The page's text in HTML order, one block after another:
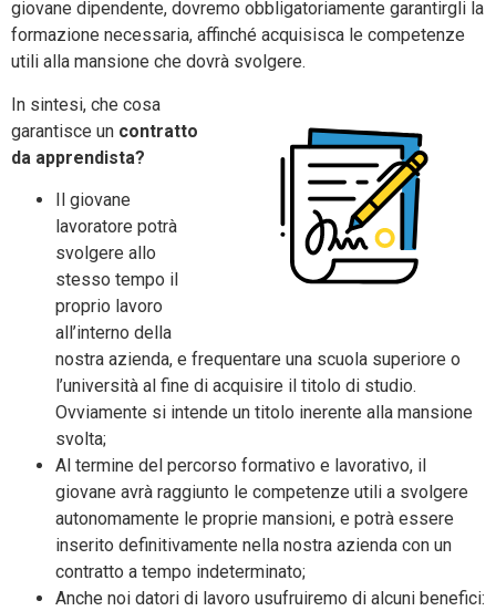
giovane dipendente, dovremo obbligatoriamente garantirgli la
formazione necessaria, affinché acquisisca le competenze
utili alla mansione che dovrà svolgere.
In sintesi, che cosa
garantisce un contratto
da apprendista?
Il giovane
lavoratore potrà
svolgere allo
stesso tempo il
proprio lavoro
all’interno della
nostra azienda, e frequentare una scuola superiore o
l’università al fine di acquisire il titolo di studio.
Ovviamente si intende un titolo inerente alla mansione
svolta;
Al termine del percorso formativo e lavorativo, il
giovane avrà raggiunto le competenze utili a svolgere
autonomamente le proprie mansioni, e potrà essere
inserito definitivamente nella nostra azienda con un
contratto a tempo indeterminato;
Anche noi datori di lavoro usufruiremo di alcuni benefici: